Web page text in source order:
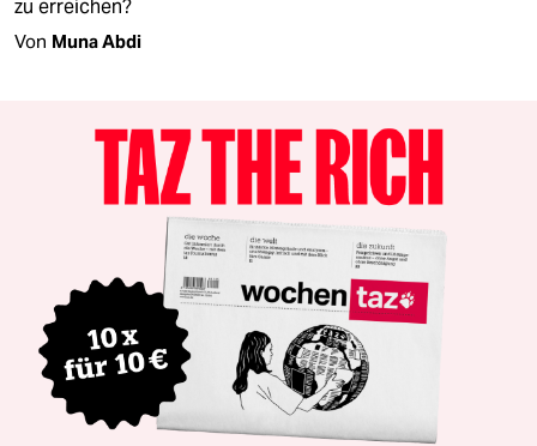
zu erreichen?
Von Muna Abdi